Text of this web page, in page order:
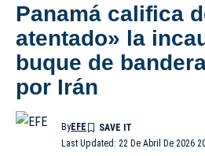
Panamá califica
atentado» la
buque de
por Irán
Last Updated: 22 De Abril De 2026
ByEFE